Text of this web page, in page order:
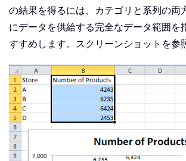
の結果を得るには、カテゴリと系列の両
にデータを供給する完全なデータ範囲を
すすめします。スクリーンショットを参